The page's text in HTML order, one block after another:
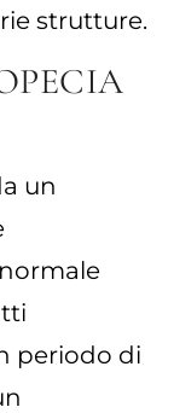
strutture.
un
periodo di